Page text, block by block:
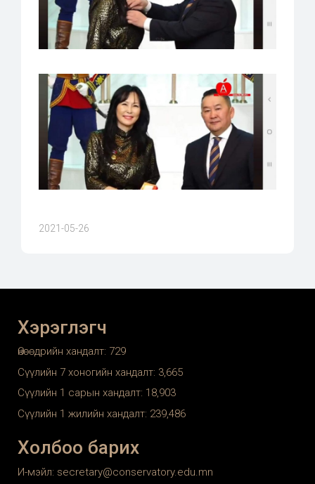
2021-05-26
Хэрэглэгч
Өнөөдрийн хандалт: 729
Сүүлийн 7 хоногийн хандалт: 3,665
Сүүлийн 1 сарын хандалт: 18,903
Сүүлийн 1 жилийн хандалт: 239,486
Холбоо барих
И-мэйл: secretary@conservatory.edu.mn